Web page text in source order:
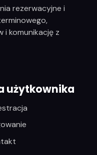
rezerwacyjne i
i komunikację z
użytkownika